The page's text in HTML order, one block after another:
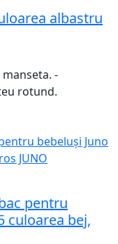
albastru
-
rotund.
pentru
culoarea bej,